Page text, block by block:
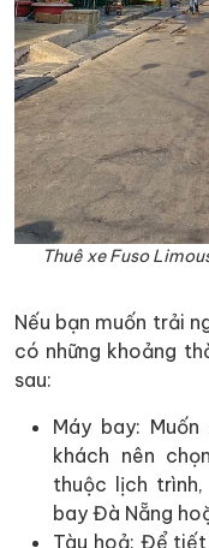
Thuê xe Fuso
Nếu bạn muốn trải
có những khoảng
sau:
Máy bay:
khách nên
thuộc lịch
bay Đà Nẵng
Tàu hoả: Để